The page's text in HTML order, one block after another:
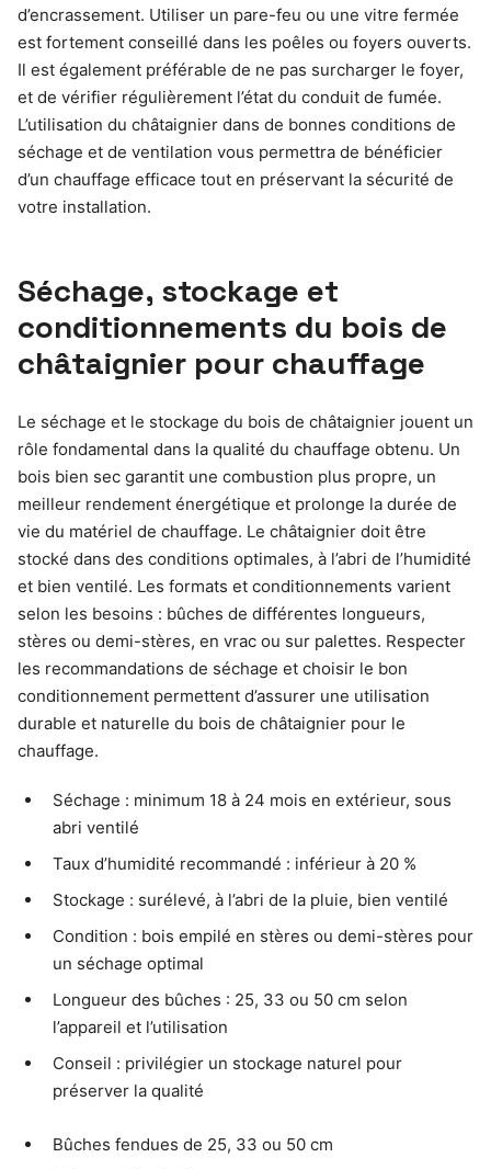
d’encrassement. Utiliser un pare-feu ou une vitre fermée
est fortement conseillé dans les poêles ou foyers ouverts.
Il est également préférable de ne pas surcharger le foyer,
et de vérifier régulièrement l’état du conduit de fumée.
L’utilisation du châtaignier dans de bonnes conditions de
séchage et de ventilation vous permettra de bénéficier
d’un chauffage efficace tout en préservant la sécurité de
votre installation.
Séchage, stockage et
conditionnements du bois de
châtaignier pour chauffage
Le séchage et le stockage du bois de châtaignier jouent un
rôle fondamental dans la qualité du chauffage obtenu. Un
bois bien sec garantit une combustion plus propre, un
meilleur rendement énergétique et prolonge la durée de
vie du matériel de chauffage. Le châtaignier doit être
stocké dans des conditions optimales, à l’abri de l’humidité
et bien ventilé. Les formats et conditionnements varient
selon les besoins : bûches de différentes longueurs,
stères ou demi-stères, en vrac ou sur palettes. Respecter
les recommandations de séchage et choisir le bon
conditionnement permettent d’assurer une utilisation
durable et naturelle du bois de châtaignier pour le
chauffage.
Séchage : minimum 18 à 24 mois en extérieur, sous
abri ventilé
Taux d’humidité recommandé : inférieur à 20 %
Stockage : surélevé, à l’abri de la pluie, bien ventilé
Condition : bois empilé en stères ou demi-stères pour
un séchage optimal
Longueur des bûches : 25, 33 ou 50 cm selon
l’appareil et l’utilisation
Conseil : privilégier un stockage naturel pour
préserver la qualité
Bûches fendues de 25, 33 ou 50 cm